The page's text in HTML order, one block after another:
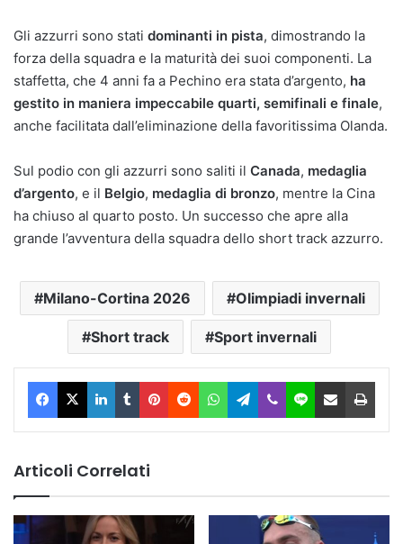
Gli azzurri sono stati dominanti in pista, dimostrando la
forza della squadra e la maturità dei suoi componenti. La
staffetta, che 4 anni fa a Pechino era stata d’argento, ha
gestito in maniera impeccabile quarti, semifinali e finale,
anche facilitata dall’eliminazione della favoritissima Olanda.
Sul podio con gli azzurri sono saliti il Canada, medaglia
d’argento, e il Belgio, medaglia di bronzo, mentre la Cina
ha chiuso al quarto posto. Un successo che apre alla
grande l’avventura della squadra dello short track azzurro.
Milano-Cortina 2026 Olimpiadi invernali
Short track Sport invernali
Facebook
X LinkedIn
TumblrPinterest
RedditWhatsAppTelegram
ViberLine Condividi via Email
Articoli Correlati